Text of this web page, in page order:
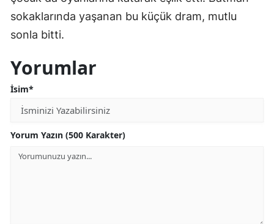
sokaklarında yaşanan bu küçük dram, mutlu
sonla bitti.
Yorumlar
İsim*
Yorum Yazın (500 Karakter)